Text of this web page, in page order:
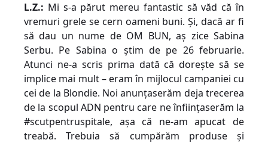
L.Z.: Mi s-a părut mereu fantastic să văd că în
vremuri grele se cern oameni buni. Și, dacă ar fi
să dau un nume de OM BUN, aș zice Sabina
Serbu. Pe Sabina o știm de pe 26 februarie.
Atunci ne-a scris prima dată că dorește să se
implice mai mult – eram în mijlocul campaniei cu
cei de la Blondie. Noi anunțaserăm deja trecerea
de la scopul ADN pentru care ne înființaserăm la
#scutpentruspitale, așa că ne-am apucat de
treabă. Trebuia să cumpărăm produse și